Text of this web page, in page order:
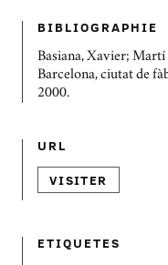
BIBLIOGRAPHIE
Basiana, Xavier;
Barcelona, ciutat de
2000.
URL
VISITER
ETIQUETES